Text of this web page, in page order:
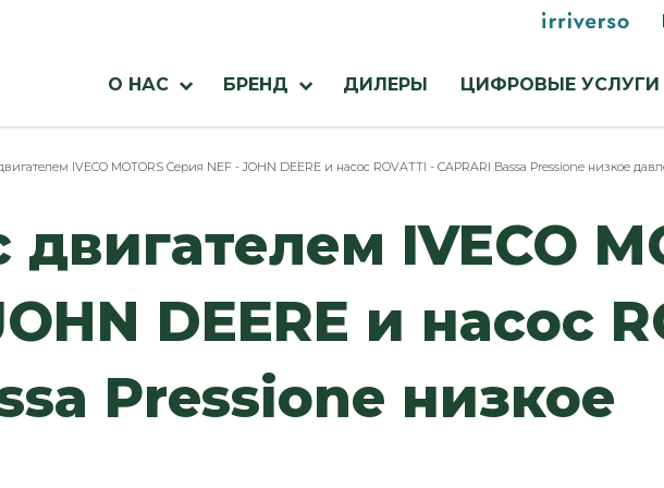
IVECO MOTORS Серия NEF - JOHN DEERE и насос ROVATTI - CAPRARI Bassa Pressione низкое
IVECO
DEERE и насос
Pressione низкое
Menu
azienda
О НАС БРЕНД ДИЛЕРЫ ЦИФРОВЫЕ УСЛУГИ